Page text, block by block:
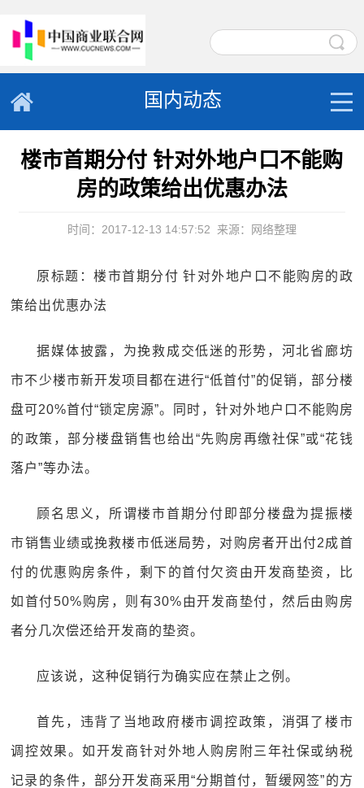
国内动态
楼市首期分付 针对外地户口不能购
房的政策给出优惠办法
时间：2017-12-13 14:57:52 来源：网络整理
原标题：楼市首期分付 针对外地户口不能购房的政
策给出优惠办法
据媒体披露，为挽救成交低迷的形势，河北省廊坊
市不少楼市新开发项目都在进行“低首付”的促销，部分楼
盘可20%首付“锁定房源”。同时，针对外地户口不能购房
的政策，部分楼盘销售也给出“先购房再缴社保”或“花钱
落户”等办法。
顾名思义，所谓楼市首期分付即部分楼盘为提振楼
市销售业绩或挽救楼市低迷局势，对购房者开出付2成首
付的优惠购房条件，剩下的首付欠资由开发商垫资，比
如首付50%购房，则有30%由开发商垫付，然后由购房
者分几次偿还给开发商的垫资。
应该说，这种促销行为确实应在禁止之例。
首先，违背了当地政府楼市调控政策，消弭了楼市
调控效果。如开发商针对外地人购房附三年社保或纳税
记录的条件，部分开发商采用“分期首付，暂缓网签”的方